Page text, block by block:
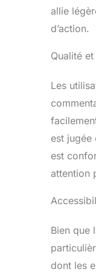
allie
d’action.
Qualité
Les
est jugée
est
attention
Bien que
dont les